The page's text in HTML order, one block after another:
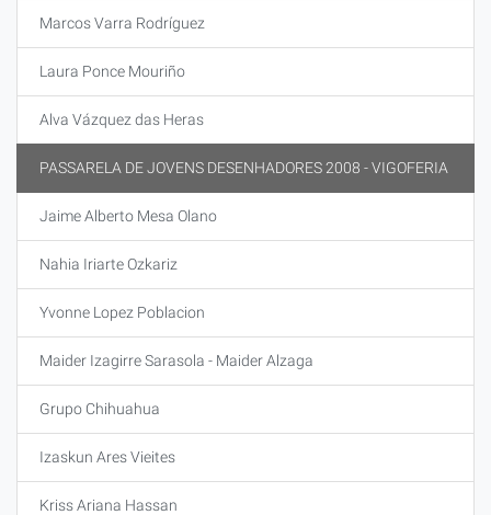
Marcos Varra Rodríguez
Laura Ponce Mouriño
Alva Vázquez das Heras
PASSARELA DE JOVENS DESENHADORES 2008 - VIGOFERIA
Jaime Alberto Mesa Olano
Nahia Iriarte Ozkariz
Yvonne Lopez Poblacion
Maider Izagirre Sarasola - Maider Alzaga
Grupo Chihuahua
Izaskun Ares Vieites
Kriss Ariana Hassan